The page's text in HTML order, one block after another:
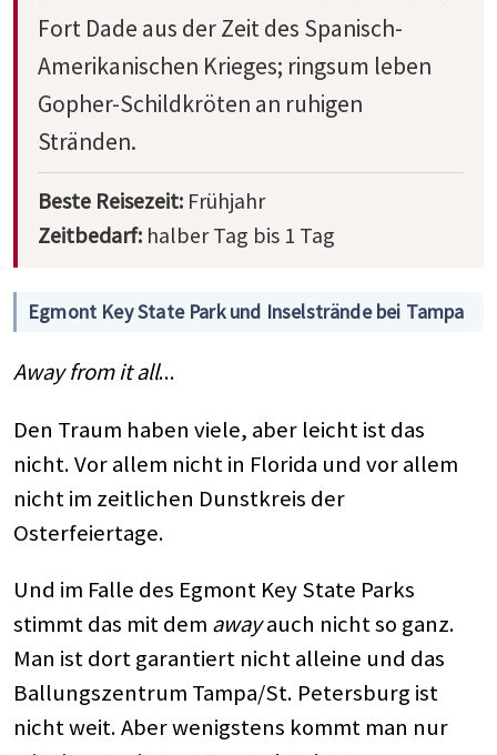
Fort Dade aus der Zeit des Spanisch-
Amerikanischen Krieges; ringsum leben
Gopher-Schildkröten an ruhigen
Stränden.
Beste Reisezeit: Frühjahr
Zeitbedarf: halber Tag bis 1 Tag
Egmont Key State Park und Inselstrände bei Tampa
Away from it all...
Den Traum haben viele, aber leicht ist das
nicht. Vor allem nicht in Florida und vor allem
nicht im zeitlichen Dunstkreis der
Osterfeiertage.
Und im Falle des Egmont Key State Parks
stimmt das mit dem awayauch nicht so ganz.
Man ist dort garantiert nicht alleine und das
Ballungszentrum Tampa/St. Petersburg ist
nicht weit. Aber wenigstens kommt man nur